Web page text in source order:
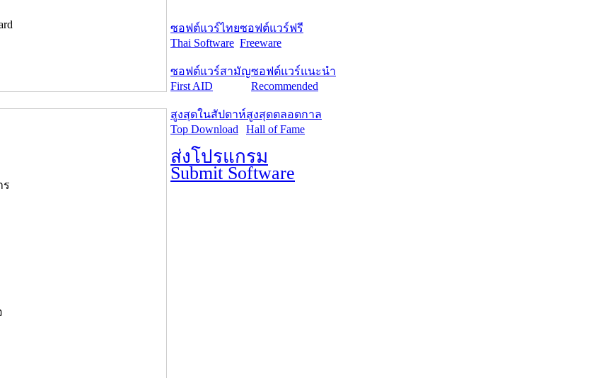
ร
ซอฟต์แวร์ไทย
Thai Software
ซอฟต์แวร์ฟรี
Freeware
ซอฟต์แวร์สามัญ
First AID
ซอฟต์แวร์แนะนำ
Recommended
สูงสุดในสัปดาห์
Top Download
สูงสุดตลอดกาล
Hall of Fame
ส่งโปรแกรม
Submit Software